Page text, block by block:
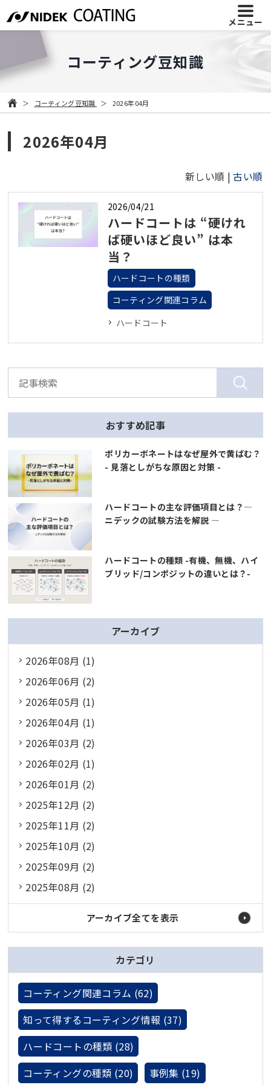
メニュー
コーティング豆知識
コーティング豆知識 2026年04月
2026年04月
新しい順 |古い順
2026/04/21
ハードコートは “硬けれ
ば硬いほど良い” は本
当？
ハードコートの種類
コーティング関連コラム
ハードコート
おすすめ記事
ポリカーボネートはなぜ屋外で黄ばむ？
- 見落としがちな原因と対策 -
ハードコートの主な評価項目とは？―
ニデックの試験方法を解説 ―
ハードコートの種類 -有機、無機、ハイ
ブリッド/コンポジットの違いとは？-
アーカイブ
2026年08月 (1)
2026年06月 (2)
2026年05月 (1)
2026年04月 (1)
2026年03月 (2)
2026年02月 (1)
2026年01月 (2)
2025年12月 (2)
2025年11月 (2)
2025年10月 (2)
2025年09月 (2)
2025年08月 (2)
アーカイブ全てを表示
カテゴリ
コーティング関連コラム (62)
知って得するコーティング情報 (37)
ハードコートの種類 (28)
コーティングの種類 (20)
事例集 (19)